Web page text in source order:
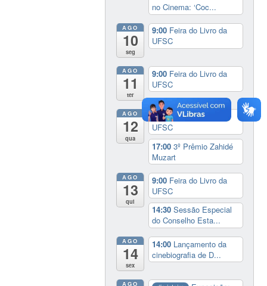
no Cinema: ‘Coc...
AGO
10
seg
9:00 Feira do Livro da
UFSC
AGO
11
ter
9:00 Feira do Livro da
UFSC
AGO
12
qua
9:00Feira do Livro da
UFSC
17:003º Prêmio Zahidé
Muzart
AGO
13
qui
9:00 Feira do Livro da
UFSC
14:30Sessão Especial
do Conselho Esta...
AGO
14
sex
14:00 Lançamento da
cinebiografia de D...
AGO